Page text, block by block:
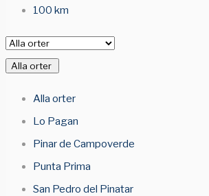
100 km
Alla orter
Alla orter
Lo Pagan
Pinar de Campoverde
Punta Prima
San Pedro del Pinatar